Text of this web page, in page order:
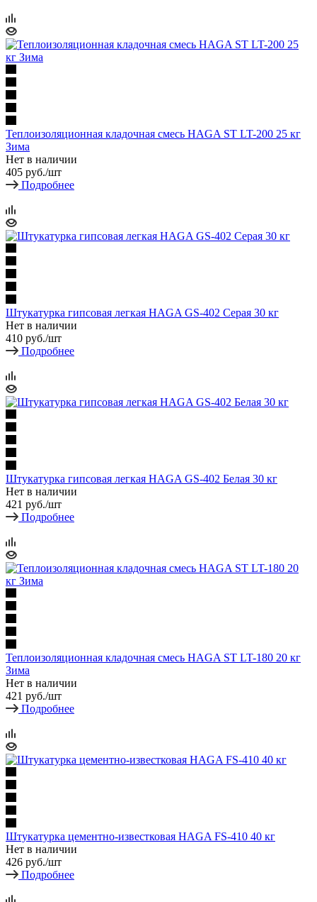
Теплоизоляционная кладочная смесь HAGA ST LT-200 25 кг
Зима
Нет в наличии
405 руб./шт
Подробнее
Штукатурка гипсовая легкая HAGA GS-402 Серая 30 кг
Нет в наличии
410 руб./шт
Подробнее
Штукатурка гипсовая легкая HAGA GS-402 Белая 30 кг
Нет в наличии
421 руб./шт
Подробнее
Теплоизоляционная кладочная смесь HAGA ST LT-180 20 кг
Зима
Нет в наличии
421 руб./шт
Подробнее
Штукатурка цементно-известковая HAGA FS-410 40 кг
Нет в наличии
426 руб./шт
Подробнее